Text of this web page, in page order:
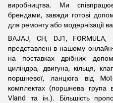
виробництва. Ми
брендами, завжди готові
для ремонту або модернізації
BAJAJ, CH, DJ1,
представлені в нашому онлайн-
на поставках дрібних
циліндра, двигуна, кільця,
поршневої, ланцюга від
комплектах (поршнева група
Vland та ін.). Більшість